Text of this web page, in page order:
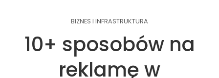
BIZNES I INFRASTRUKTURA
10+ sposobów na
reklamę w